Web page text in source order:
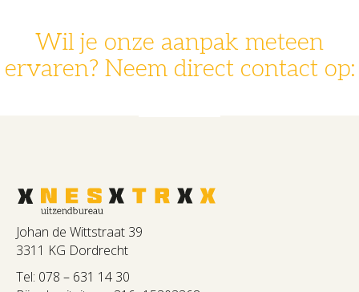
Wil je onze aanpak meteen
ervaren? Neem direct contact op:
Johan de Wittstraat 39
3311 KG Dordrecht
Tel: 078 – 631 14 30